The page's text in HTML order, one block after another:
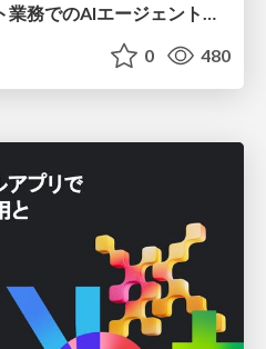
Atlassian Cloudサポート業務でのAIエージェント活用事例
0 480